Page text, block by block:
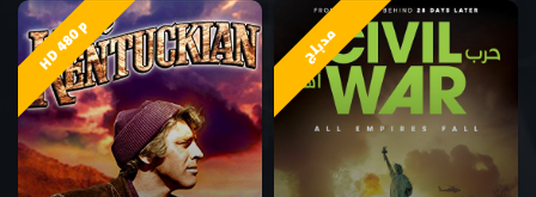
مدبلج HD 480p